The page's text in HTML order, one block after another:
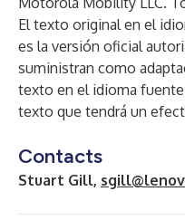
El texto original en el
es la versión oficial
suministran como
texto en el idioma
texto que tendrá un
Contacts
Stuart Gill,